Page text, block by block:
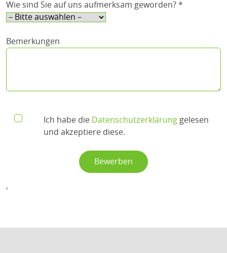
Wie sind Sie auf uns aufmerksam geworden? *
Bemerkungen
Ich habe die Datenschutzerklärung gelesen
und akzeptiere diese.
'